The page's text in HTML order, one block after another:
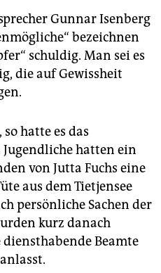
Gunnar Isenberg
bezeichnen
schuldig. Man sei es
die auf Gewissheit
hatte es das
hatten ein
von Jutta Fuchs eine
aus dem Tietjensee
persönliche Sachen der
kurz danach
Beamte